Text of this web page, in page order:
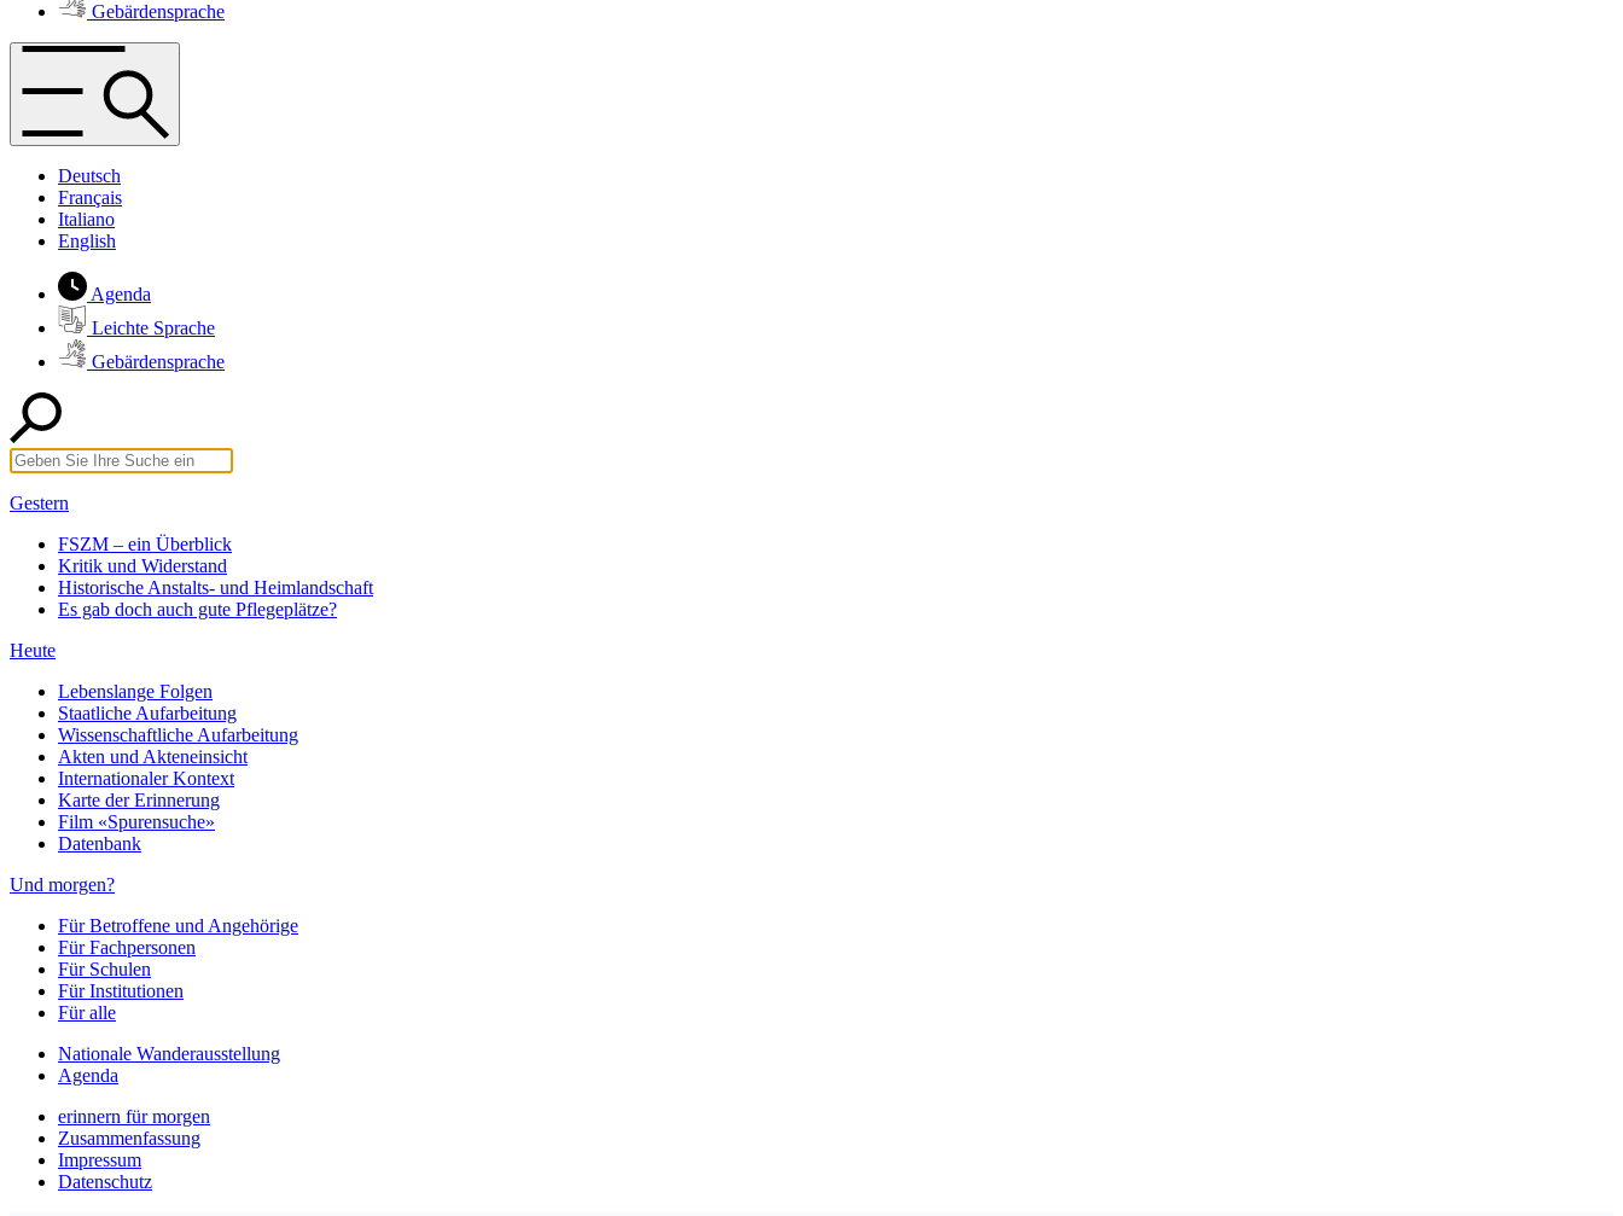
Gebärdensprache
Deutsch
Français
Italiano
English
Agenda
Leichte Sprache
Gebärdensprache
Gestern
FSZM – ein Überblick
Kritik und Widerstand
Historische Anstalts- und Heimlandschaft
Es gab doch auch gute Pflegeplätze?
Heute
Lebenslange Folgen
Staatliche Aufarbeitung
Wissenschaftliche Aufarbeitung
Akten und Akteneinsicht
Internationaler Kontext
Karte der Erinnerung
Film «Spurensuche»
Datenbank
Und morgen?
Für Betroffene und Angehörige
Für Fachpersonen
Für Schulen
Für Institutionen
Für alle
Nationale Wanderausstellung
Agenda
erinnern für morgen
Zusammenfassung
Impressum
Datenschutz